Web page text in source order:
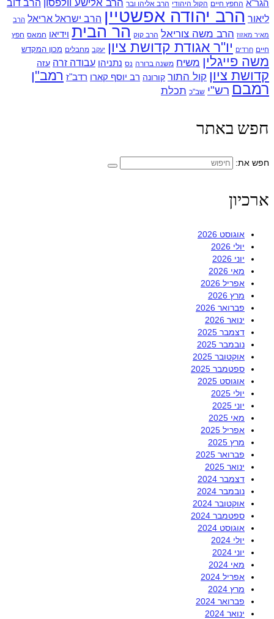
הגר"א החפץ חיים הקול היהודי הרב אליהו ובר הרב אלישע וולפסון
הרב דוב
ליאור הרב יהודה אפשטיין הרב ישראל אריאל הרב
מאיר מאזוז הרב משה צוריאל הרב קוק הר הבית וידיאו חמאס חפץ
חיים חרדים יו"ר אגודת קדושת ציון יעקב מחבלים מכון המקדש
משה פייגלין משיח משנה ברורה נס נתניהו עבודה זרה עזה
קדושת ציון קול התור קורונה רב יוסף קארו רדב"ז רמב"ן
רמבם רש"י שב"כ תכלת
חפש באתר
חפש את:
ארכיון
אוגוסט 2026
יולי 2026
יוני 2026
מאי 2026
אפריל 2026
מרץ 2026
פברואר 2026
ינואר 2026
דצמבר 2025
נובמבר 2025
אוקטובר 2025
ספטמבר 2025
אוגוסט 2025
יולי 2025
יוני 2025
מאי 2025
אפריל 2025
מרץ 2025
פברואר 2025
ינואר 2025
דצמבר 2024
נובמבר 2024
אוקטובר 2024
ספטמבר 2024
אוגוסט 2024
יולי 2024
יוני 2024
מאי 2024
אפריל 2024
מרץ 2024
פברואר 2024
ינואר 2024